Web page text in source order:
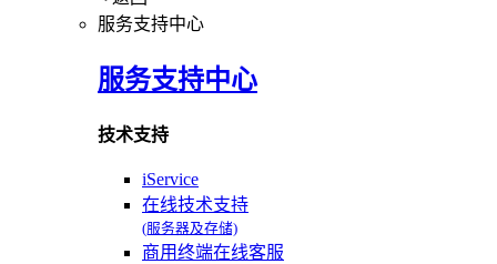
服务支持中心
服务支持中心
技术支持
iService
在线技术支持
(服务器及存储)
商用终端在线客服